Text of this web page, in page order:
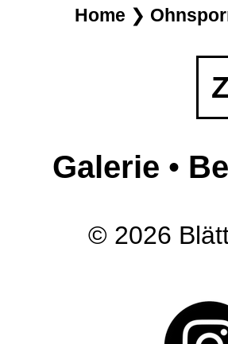
Home ❯
Galerie •
© 2026